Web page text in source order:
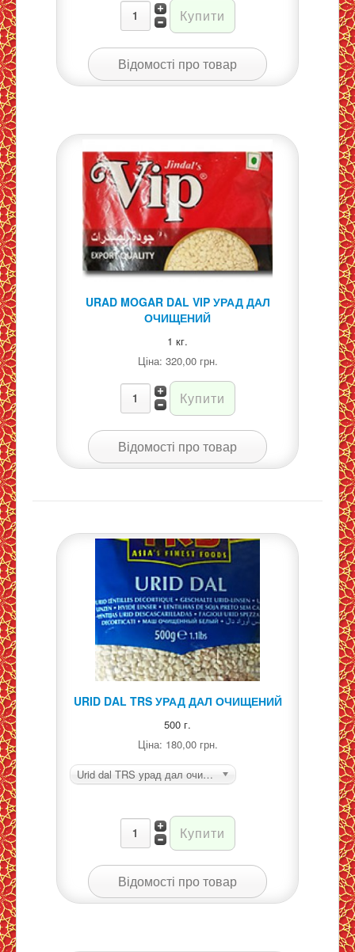
Відомості про товар
URAD MOGAR DAL VIP УРАД ДАЛ
ОЧИЩЕНИЙ
1 кг.
Ціна: 320,00 грн.
Відомості про товар
URID DAL TRS УРАД ДАЛ ОЧИЩЕНИЙ
500 г.
Ціна: 180,00 грн.
Urid dal TRS урад дал очищений
Відомості про товар